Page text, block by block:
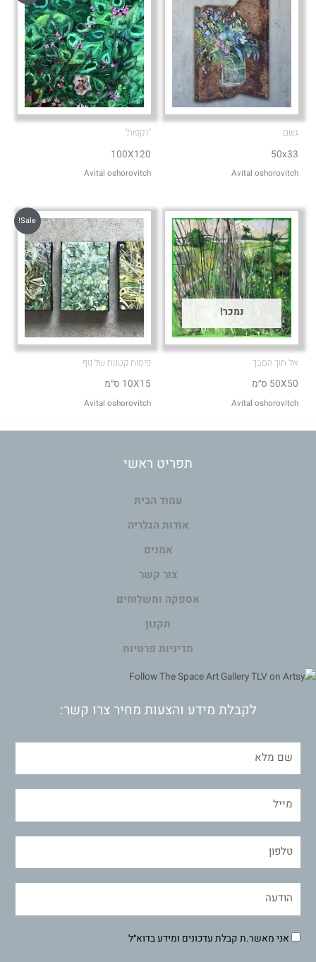
גשם
50x33
Avital oshorovitch
"רקפות"
100X120
Avital oshorovitch
נמכר!
אל תוך הסבך
50X50 ס״מ
Avital oshorovitch
Sale!
פיסות קטנות של נוף
10X15 ס״מ
Avital oshorovitch
תפריט ראשי
עמוד הבית
אודות הגלריה
אמנים
צור קשר
אספקה ומשלוחים
תקנון
מדיניות פרטיות
לקבלת מידע והצעות מחיר צרו קשר:
אני מאשר.ת קבלת עדכונים ומידע בדוא״ל